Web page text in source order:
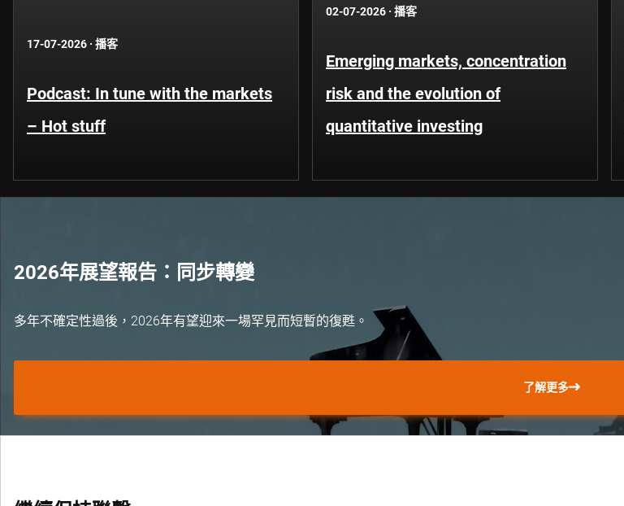
17-07-2026 · 播客
Podcast: In tune with the markets
– Hot stuff
02-07-2026 · 播客
Emerging markets, concentration
risk and the evolution of
quantitative investing
2026年展望報告：同步轉變
多年不確定性過後，2026年有望迎來一場罕見而短暫的復甦。
了解更多